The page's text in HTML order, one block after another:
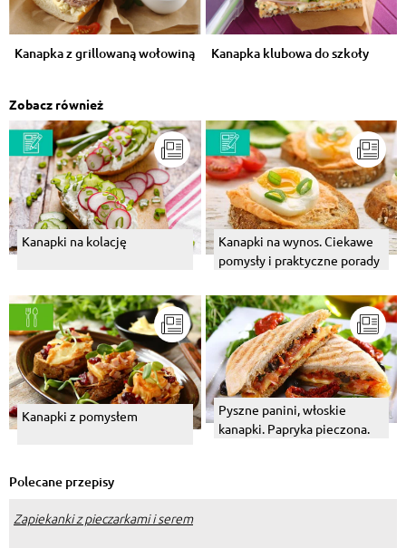
Kanapka z grillowaną wołowiną Kanapka klubowa do szkoły
Zobacz również
Kanapki na kolację
Kanapki na wynos. Ciekawe
pomysły i praktyczne porady
Kanapki z pomysłem
Pyszne panini, włoskie
kanapki. Papryka pieczona.
Polecane przepisy
Zapiekanki z pieczarkami i serem